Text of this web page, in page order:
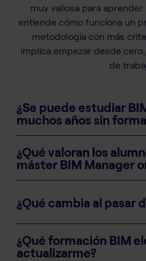
muy valiosa para
entiende cómo funciona un
metodología con más
implica empezar desde
de
¿Se puede estudiar
muchos años sin
¿Qué valoran los
máster BIM Manager
¿Qué cambia al pasar
¿Qué formación BIM
actualizarme?